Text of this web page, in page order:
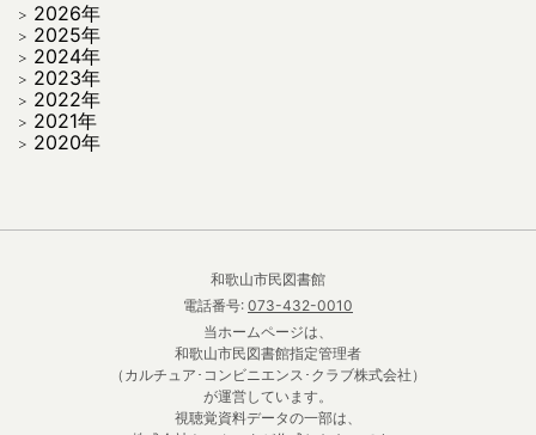
2026年
2025年
2024年
2023年
2022年
2021年
2020年
和歌山市民図書館
電話番号: 073-432-0010
当ホームページは、
和歌山市民図書館指定管理者
（カルチュア･コンビニエンス･クラブ株式会社）
が運営しています。
視聴覚資料データの一部は、